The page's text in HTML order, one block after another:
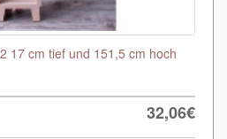
17 cm tief und 151,5 cm hoch
32,06€